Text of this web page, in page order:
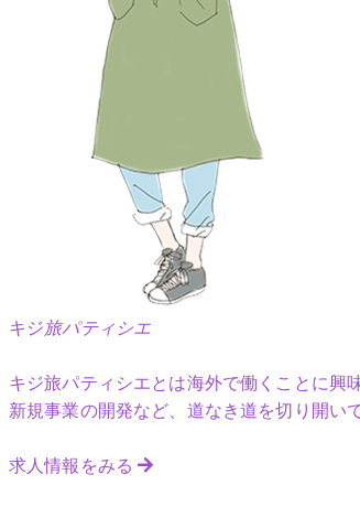
キジ旅パティシエ
キジ旅パティシエとは海外で働くことに興
新規事業の開発など、道なき道を切り開い
求人情報をみる